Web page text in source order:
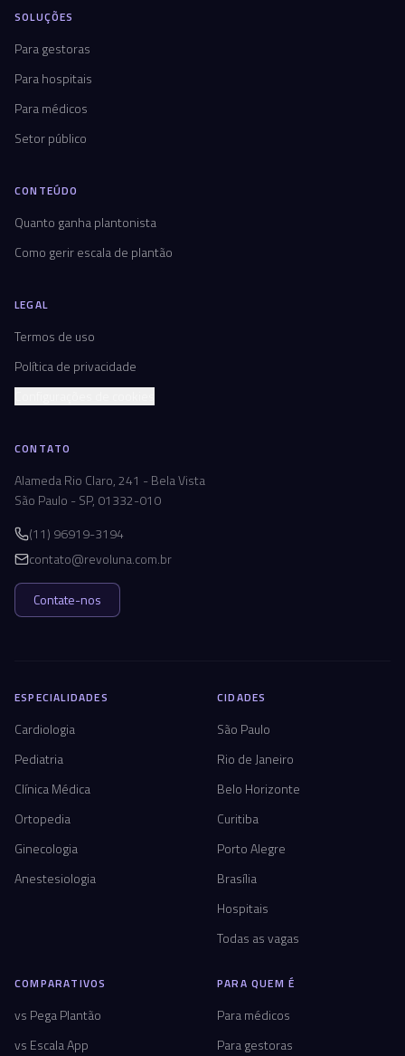
SOLUÇÕES
Para gestoras
Para hospitais
Para médicos
Setor público
CONTEÚDO
Quanto ganha plantonista
Como gerir escala de plantão
LEGAL
Termos de uso
Política de privacidade
CONTATO
Alameda Rio Claro, 241 - Bela Vista
São Paulo - SP, 01332-010
(11) 96919-3194
contato@revoluna.com.br
Contate-nos
ESPECIALIDADES
Cardiologia
Pediatria
Clínica Médica
Ortopedia
Ginecologia
Anestesiologia
CIDADES
São Paulo
Rio de Janeiro
Belo Horizonte
Curitiba
Porto Alegre
Brasília
Hospitais
Todas as vagas
COMPARATIVOS
vs Pega Plantão
vs Escala App
PARA QUEM É
Para médicos
Para gestoras